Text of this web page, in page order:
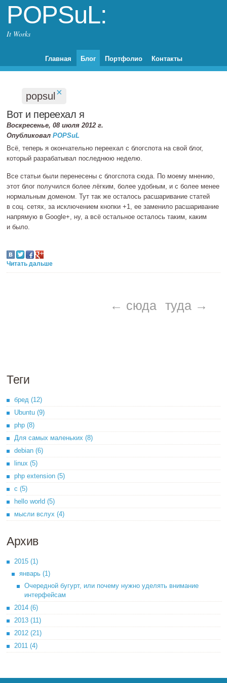
POPSuL:
It Works
Главная Блог Портфолио Контакты
popsul×
Вот и переехал я
Воскресенье, 08 июля 2012 г.
ОпубликовалPOPSuL
Всё, теперь я окончательно переехал с блогспота на свой блог,
который разрабатывал последнюю неделю.
Все статьи были перенесены с блогспота сюда. По моему мнению,
этот блог получился более лёгким, более удобным, и с более менее
нормальным доменом. Тут так же осталось расшаривание статей
в соц. сетях, за исключением кнопки +1, ее заменило расшаривание
напрямую в Google+, ну, а всё остальное осталось таким, каким
и было.
Читать дальше
← сюда туда →
Теги
бред (12)
Ubuntu (9)
php (8)
Для самых маленьких (8)
debian (6)
linux (5)
php extension (5)
c (5)
hello world (5)
мысли вслух (4)
Архив
2015 (1)
январь (1)
Очередной бугурт, или почему нужно уделять внимание
интерфейсам
2014 (6)
2013 (11)
2012 (21)
2011 (4)